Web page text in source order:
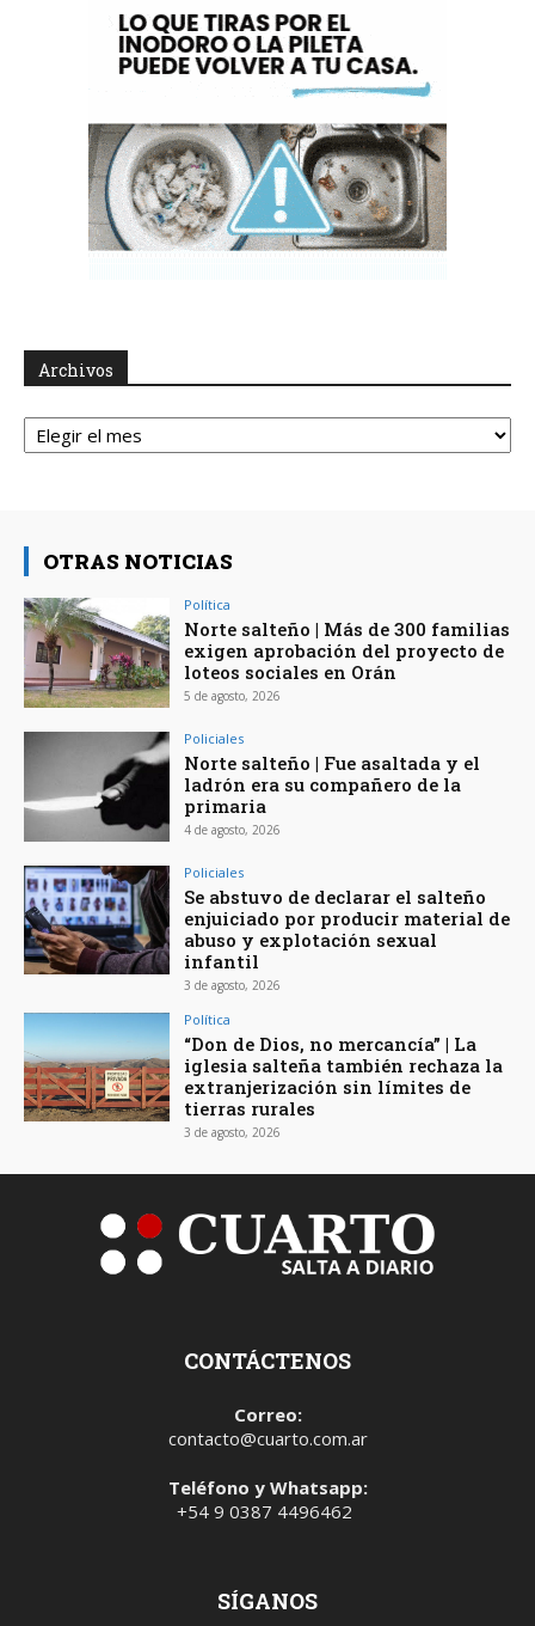
Archivos
Archivos
OTRAS NOTICIAS
Política
Norte salteño | Más de 300 familias
exigen aprobación del proyecto de
loteos sociales en Orán
5 de agosto, 2026
Policiales
Norte salteño | Fue asaltada y el
ladrón era su compañero de la
primaria
4 de agosto, 2026
Policiales
Se abstuvo de declarar el salteño
enjuiciado por producir material de
abuso y explotación sexual
infantil
3 de agosto, 2026
Política
“Don de Dios, no mercancía” | La
iglesia salteña también rechaza la
extranjerización sin límites de
tierras rurales
3 de agosto, 2026
CONTÁCTENOS
Correo:
contacto@cuarto.com.ar
Teléfono y Whatsapp:
+54 9 0387 4496462
SÍGANOS